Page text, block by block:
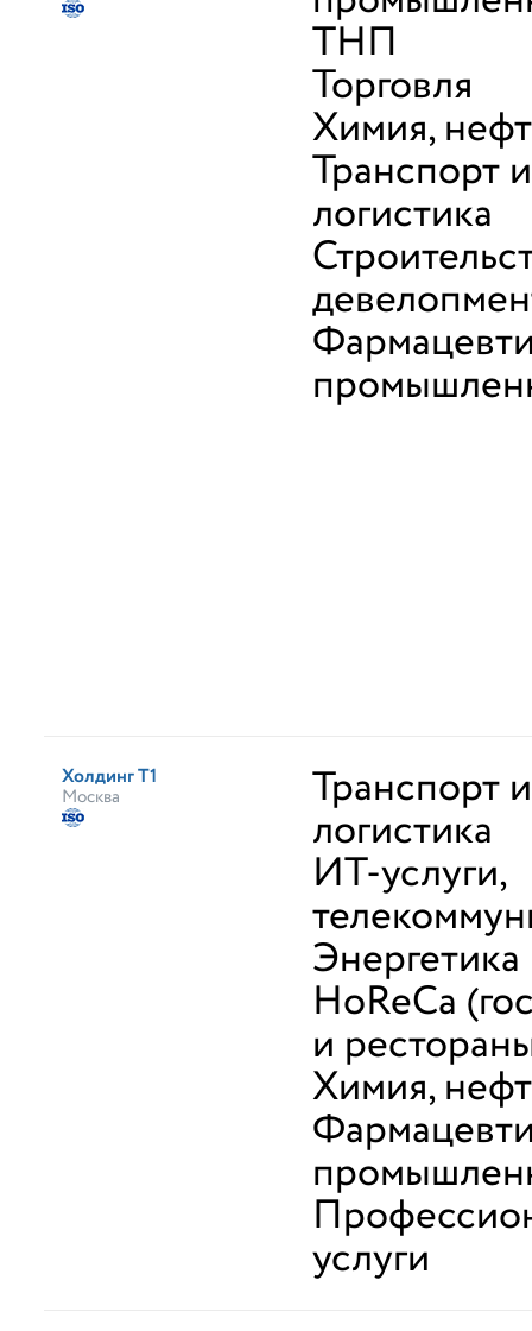
ТНП
Торговля
Химия,
Транспорт и
логистика
Холдинг Т1
Москва Транспорт и
логистика
ИТ-услуги,
Энергетика
HoReCa
и
Химия,
услуги